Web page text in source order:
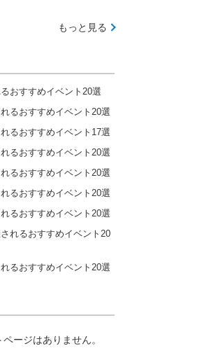
もっと見る
おすすめイベント20選
るおすすめイベント20選
るおすすめイベント17選
るおすすめイベント20選
るおすすめイベント20選
るおすすめイベント20選
るおすすめイベント20選
れるおすすめイベント20
るおすすめイベント20選
ージはありません。